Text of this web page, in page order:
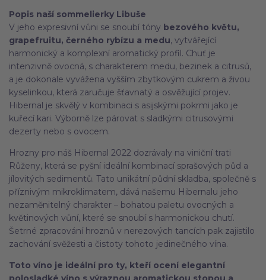
Popis naší sommelierky Libuše
V jeho expresivní vůni se snoubí tóny bezového květu,
grapefruitu, černého rybízu a medu, vytvářející
harmonický a komplexní aromatický profil. Chuť je
intenzivně ovocná, s charakterem medu, bezinek a citrusů,
a je dokonale vyvážena vyšším zbytkovým cukrem a živou
kyselinkou, která zaručuje šťavnatý a osvěžující projev.
Hibernal je skvělý v kombinaci s asijskými pokrmi jako je
kuřecí kari. Výborně lze párovat s sladkými citrusovými
dezerty nebo s ovocem.
Hrozny pro náš Hibernal 2022 dozrávaly na viniční trati
Růženy, která se pyšní ideální kombinací sprašových půd a
jílovitých sedimentů. Tato unikátní půdní skladba, společně s
příznivým mikroklimatem, dává našemu Hibernalu jeho
nezaměnitelný charakter – bohatou paletu ovocných a
květinových vůní, které se snoubí s harmonickou chutí.
Šetrné zpracování hroznů v nerezových tancích pak zajistilo
zachování svěžesti a čistoty tohoto jedinečného vína.
Toto víno je ideální pro ty, kteří ocení elegantní